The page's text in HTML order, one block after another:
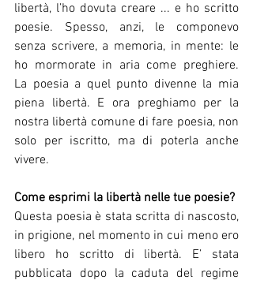
libertà, l’ho dovuta creare ... e ho scritto
poesie. Spesso, anzi, le componevo
senza scrivere, a memoria, in mente: le
ho mormorate in aria come preghiere.
La poesia a quel punto divenne la mia
piena libertà. E ora preghiamo per la
nostra libertà comune di fare poesia, non
solo per iscritto, ma di poterla anche
vivere.
Come esprimi la libertà nelle tue poesie?
Questa poesia è stata scritta di nascosto,
in prigione, nel momento in cui meno ero
libero ho scritto di libertà. E’ stata
pubblicata dopo la caduta del regime